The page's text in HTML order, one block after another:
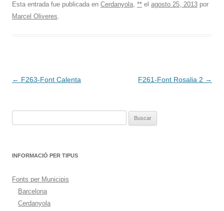
Esta entrada fue publicada en Cerdanyola, ** el agosto 25, 2013 por
Marcel Oliveres.
Navegación
← F263-Font Calenta F261-Font Rosalia 2 →
INFORMACIÓ PER TIPUS
Fonts per Municipis
Barcelona
Cerdanyola